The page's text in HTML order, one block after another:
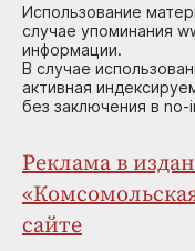
Использование
случае упоминания
информации.
В случае
активная
без заключения в
Реклама в
сайте